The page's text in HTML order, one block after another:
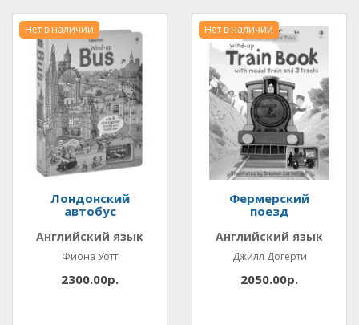
Нет в наличии
Лондонский
автобус
Английский язык
Фиона Уотт
2300.00р.
Нет в наличии
Фермерский
поезд
Английский язык
Джилл Догерти
2050.00р.